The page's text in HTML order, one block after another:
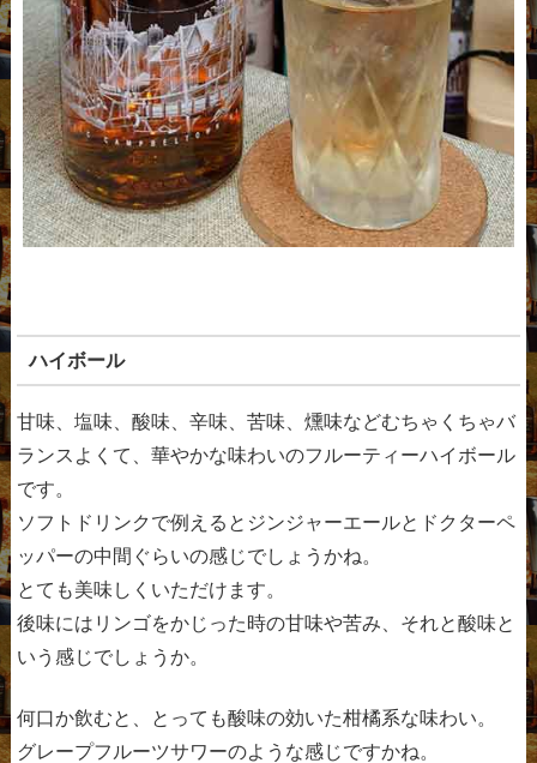
ハイボール
甘味、塩味、酸味、辛味、苦味、燻味などむちゃくちゃバ
ランスよくて、華やかな味わいのフルーティーハイボール
です。
ソフトドリンクで例えるとジンジャーエールとドクターペ
ッパーの中間ぐらいの感じでしょうかね。
とても美味しくいただけます。
後味にはリンゴをかじった時の甘味や苦み、それと酸味と
いう感じでしょうか。
何口か飲むと、とっても酸味の効いた柑橘系な味わい。
グレープフルーツサワーのような感じですかね。